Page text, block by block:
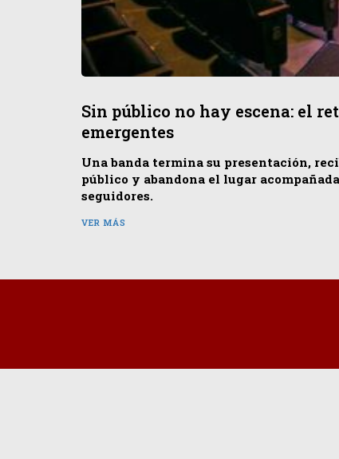
Sin público no hay escena: el
emergentes
Una banda termina su presentación,
público y abandona el lugar
seguidores.
VER MÁS